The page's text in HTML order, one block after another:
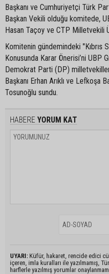
Başkanı ve Cumhuriyetçi Türk
Başkan Vekili olduğu komitede,
Hasan Taçoy ve CTP Milletvekili
Komitenin gündemindeki "Kıbrıs
Konusunda Karar Önerisi’ni UBP
Demokrat Parti (DP)
Başkanı Erhan Arıklı ve Lefkoşa
Tosunoğlu sundu.
HABERE YORUM KAT
UYARI: Küfür, hakaret, rencide edici
içeren, imla kuralları ile yazılmamış,
harflerle yazılmış yorumlar